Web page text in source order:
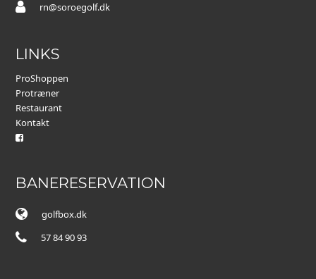
rn@soroegolf.dk
LINKS
ProShoppen
Protræner
Restaurant
Kontakt
BANERESERVATION
golfbox.dk
57 84 90 93